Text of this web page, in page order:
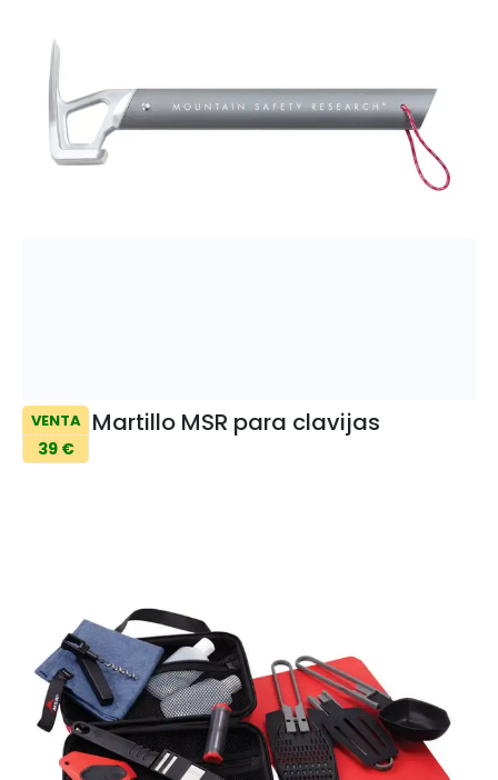
VENTA
39 €
Martillo MSR para clavijas